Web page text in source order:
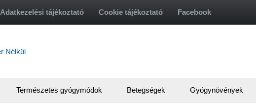
Adatkezelési tájékoztató Cookie tájékoztató Facebook
Természetes gyógymódok Betegségek Gyógynövények